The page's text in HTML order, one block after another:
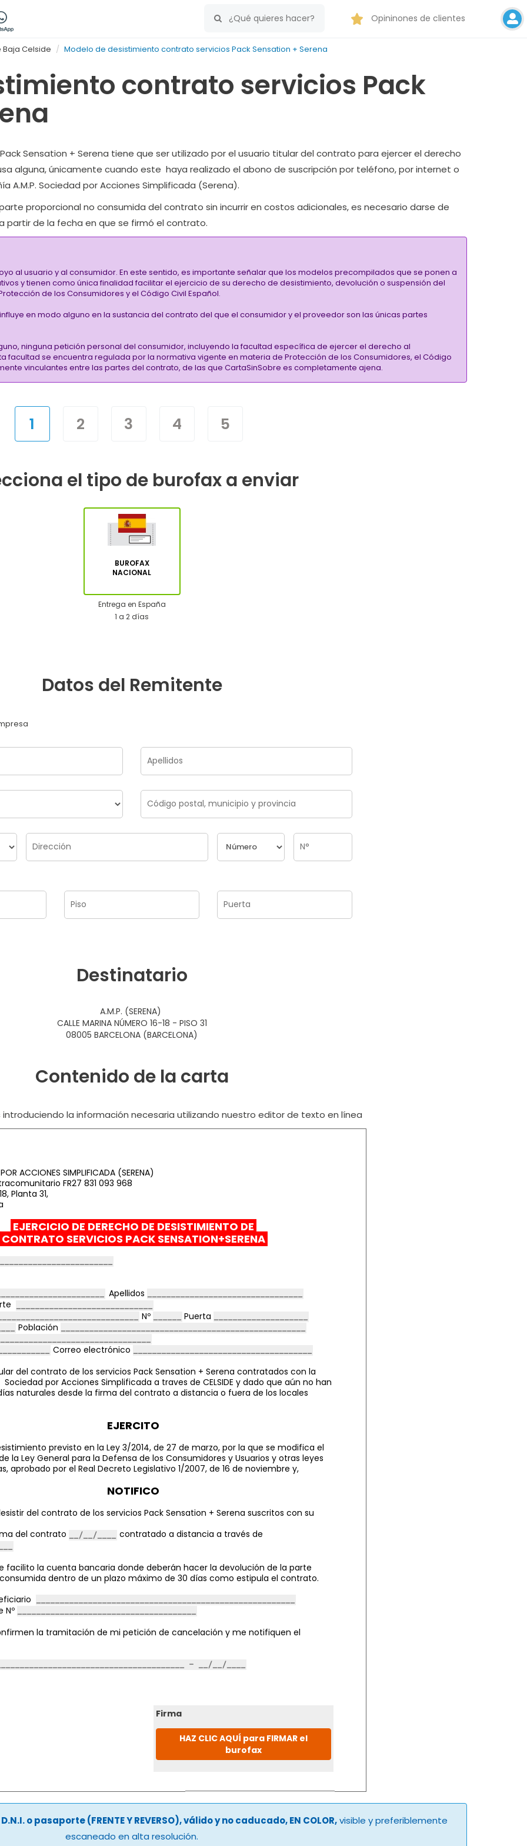
Opininones de clientes
Celside Modelo de desistimiento contrato servicios Pack Sensation + Serena
contrato servicios Pack
Sensation + Serena tiene que ser utilizado por el usuario titular del contrato para ejercer el derecho
alguna, únicamente cuando este haya realizado el abono de suscripción por teléfono, por internet o
A.M.P. Sociedad por Acciones Simplificada (Serena).
proporcional no consumida del contrato sin incurrir en costos adicionales, es necesario darse de
partir de la fecha en que se firmó el contrato.
al usuario y al consumidor. En este sentido, es importante señalar que los modelos precompilados que se ponen a
y tienen como única finalidad facilitar el ejercicio de su derecho de desistimiento, devolución o suspensión del
de los Consumidores y el Código Civil Español.
en modo alguno en la sustancia del contrato del que el consumidor y el proveedor son las únicas partes
ninguna petición personal del consumidor, incluyendo la facultad específica de ejercer el derecho al
facultad se encuentra regulada por la normativa vigente en materia de Protección de los Consumidores, el Código
vinculantes entre las partes del contrato, de las que CartaSinSobre es completamente ajena.
1 2 3 4 5
el tipo de burofax a enviar
BUROFAX
NACIONAL
Entrega en España
1 a 2 días
Datos del Remitente
Destinatario
A.M.P. (SERENA)
CALLE MARINA NÚMERO 16-18 - PISO 31
08005 BARCELONA (BARCELONA)
Contenido de la carta
la información necesaria utilizando nuestro editor de texto en línea
ACCIONES SIMPLIFICADA (SERENA)
FR27 831 093 968
Planta 31,
EJERCICIO DE DERECHO DE DESISTIMIENTO DE
CONTRATO SERVICIOS PACK SENSATION+SERENA
Apellidos
Nº
Puerta
Población
Correo electrónico
del contrato de los servicios Pack Sensation + Serena contratados con la
Sociedad por Acciones Simplificada a traves de CELSIDE y dado que aún no han
naturales desde la firma del contrato a distancia o fuera de los locales
EJERCITO
previsto en la Ley 3/2014, de 27 de marzo, por la que se modifica el
la Ley General para la Defensa de los Consumidores y Usuarios y otras leyes
aprobado por el Real Decreto Legislativo 1/2007, de 16 de noviembre y,
NOTIFICO
del contrato de los servicios Pack Sensation + Serena suscritos con su
del contrato
contratado a distancia a través de
facilito la cuenta bancaria donde deberán hacer la devolución de la parte
dentro de un plazo máximo de 30 días como estipula el contrato.
Nº
la tramitación de mi petición de cancelación y me notifiquen el
Firma
HAZ CLIC AQUÍ para FIRMAR el
burofax
D.N.I. o pasaporte (FRENTE Y REVERSO), válido y no caducado, EN COLOR,visible y preferiblemente
escaneado en alta resolución.